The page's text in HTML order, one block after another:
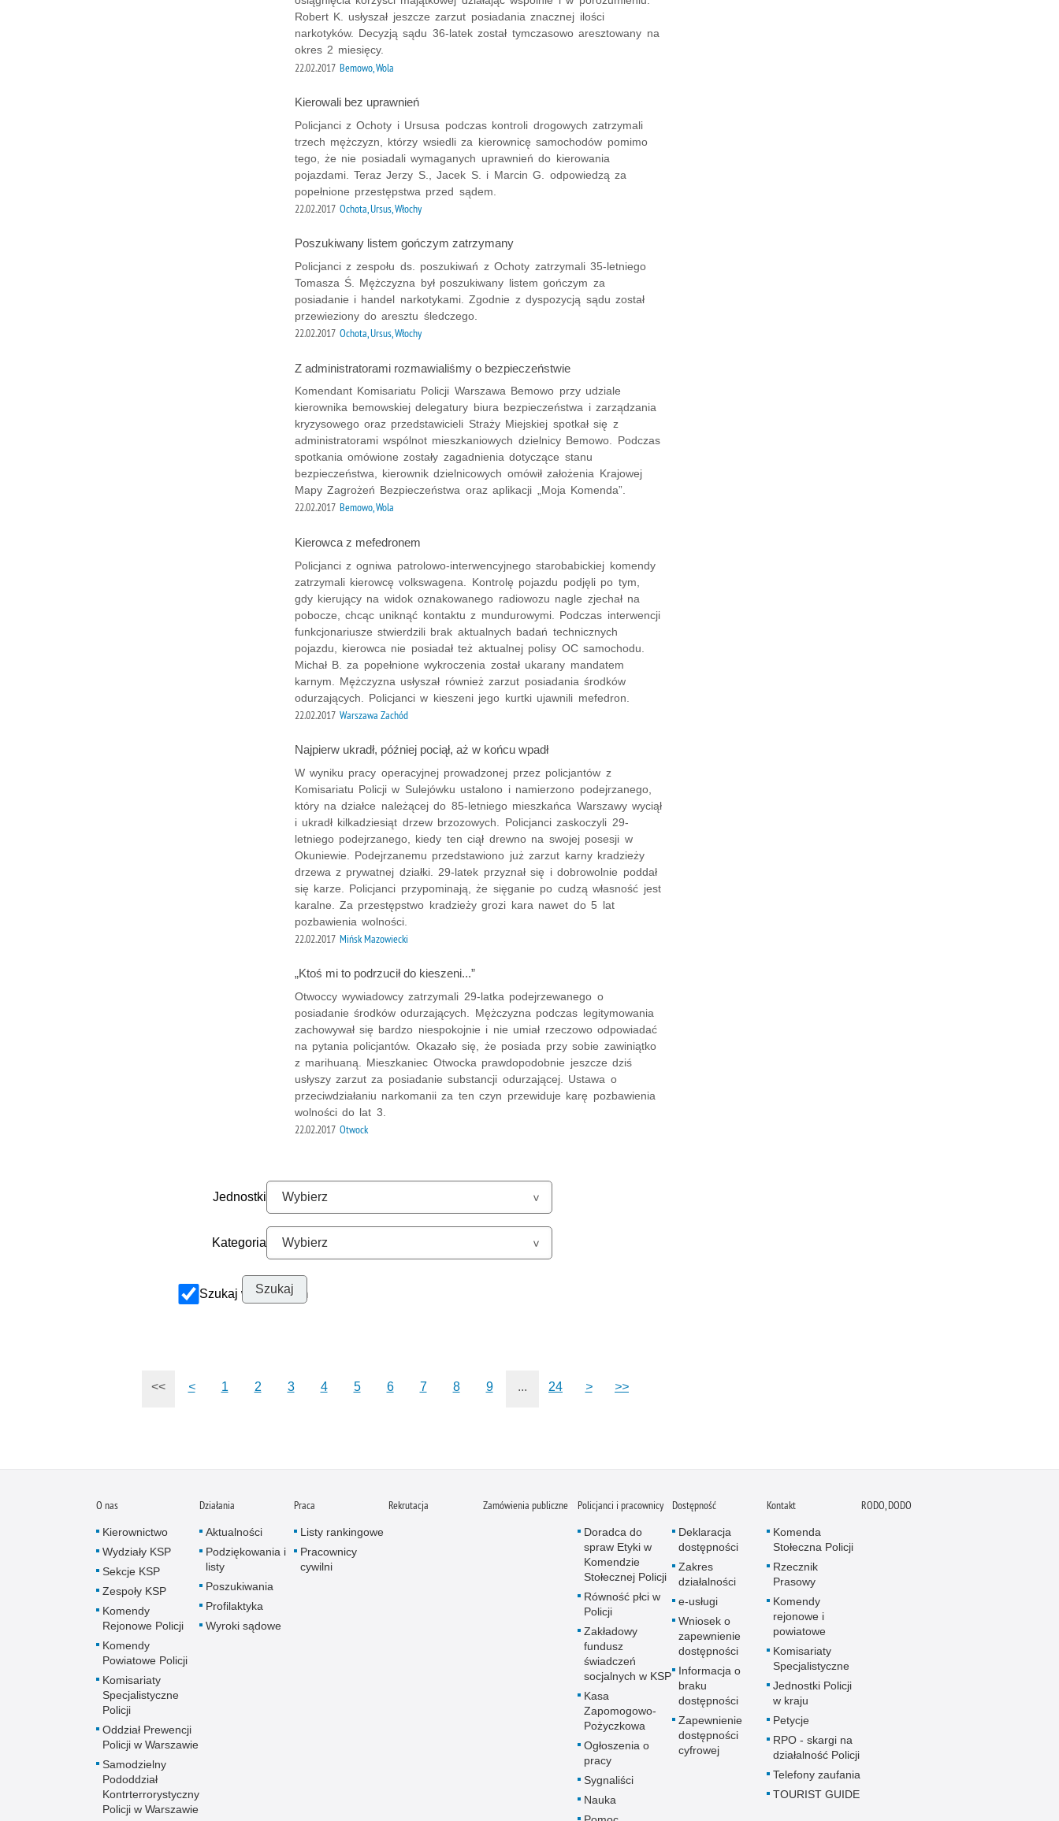
Robert K. usłyszał jeszcze zarzut posiadania znacznej ilości
narkotyków. Decyzją sądu 36-latek został tymczasowo aresztowany na
okres 2 miesięcy.
22.02.2017 Bemowo, Wola
Kierowali bez uprawnień
Policjanci z Ochoty i Ursusa podczas kontroli drogowych zatrzymali
trzech mężczyzn, którzy wsiedli za kierownicę samochodów pomimo
tego, że nie posiadali wymaganych uprawnień do kierowania
pojazdami. Teraz Jerzy S., Jacek S. i Marcin G. odpowiedzą za
popełnione przestępstwa przed sądem.
22.02.2017 Ochota, Ursus, Włochy
Poszukiwany listem gończym zatrzymany
Policjanci z zespołu ds. poszukiwań z Ochoty zatrzymali 35-letniego
Tomasza Ś. Mężczyzna był poszukiwany listem gończym za
posiadanie i handel narkotykami. Zgodnie z dyspozycją sądu został
przewieziony do aresztu śledczego.
22.02.2017 Ochota, Ursus, Włochy
Z administratorami rozmawialiśmy o bezpieczeństwie
Komendant Komisariatu Policji Warszawa Bemowo przy udziale
kierownika bemowskiej delegatury biura bezpieczeństwa i zarządzania
kryzysowego oraz przedstawicieli Straży Miejskiej spotkał się z
administratorami wspólnot mieszkaniowych dzielnicy Bemowo. Podczas
spotkania omówione zostały zagadnienia dotyczące stanu
bezpieczeństwa, kierownik dzielnicowych omówił założenia Krajowej
Mapy Zagrożeń Bezpieczeństwa oraz aplikacji „Moja Komenda”.
22.02.2017 Bemowo, Wola
Kierowca z mefedronem
Policjanci z ogniwa patrolowo-interwencyjnego starobabickiej komendy
zatrzymali kierowcę volkswagena. Kontrolę pojazdu podjęli po tym,
gdy kierujący na widok oznakowanego radiowozu nagle zjechał na
pobocze, chcąc uniknąć kontaktu z mundurowymi. Podczas interwencji
funkcjonariusze stwierdzili brak aktualnych badań technicznych
pojazdu, kierowca nie posiadał też aktualnej polisy OC samochodu.
Michał B. za popełnione wykroczenia został ukarany mandatem
karnym. Mężczyzna usłyszał również zarzut posiadania środków
odurzających. Policjanci w kieszeni jego kurtki ujawnili mefedron.
22.02.2017 Warszawa Zachód
Najpierw ukradł, później pociął, aż w końcu wpadł
W wyniku pracy operacyjnej prowadzonej przez policjantów z
Komisariatu Policji w Sulejówku ustalono i namierzono podejrzanego,
który na działce należącej do 85-letniego mieszkańca Warszawy wyciął
i ukradł kilkadziesiąt drzew brzozowych. Policjanci zaskoczyli 29-
letniego podejrzanego, kiedy ten ciął drewno na swojej posesji w
Okuniewie. Podejrzanemu przedstawiono już zarzut karny kradzieży
drzewa z prywatnej działki. 29-latek przyznał się i dobrowolnie poddał
się karze. Policjanci przypominają, że sięganie po cudzą własność jest
karalne. Za przestępstwo kradzieży grozi kara nawet do 5 lat
pozbawienia wolności.
22.02.2017 Mińsk Mazowiecki
„Ktoś mi to podrzucił do kieszeni...”
Otwoccy wywiadowcy zatrzymali 29-latka podejrzewanego o
posiadanie środków odurzających. Mężczyzna podczas legitymowania
zachowywał się bardzo niespokojnie i nie umiał rzeczowo odpowiadać
na pytania policjantów. Okazało się, że posiada przy sobie zawiniątko
z marihuaną. Mieszkaniec Otwocka prawdopodobnie jeszcze dziś
usłyszy zarzut za posiadanie substancji odurzającej. Ustawa o
przeciwdziałaniu narkomanii za ten czyn przewiduje karę pozbawienia
wolności do lat 3.
22.02.2017 Otwock
Jednostki
Kategoria
Szukaj w archiwum
<< < 1 2 3 4 5 6 7 8 9 ... 24 > >>
O nas
Kierownictwo
Wydziały KSP
Sekcje KSP
Zespoły KSP
Komendy
Rejonowe Policji
Komendy
Powiatowe Policji
Komisariaty
Specjalistyczne
Policji
Oddział Prewencji
Policji w Warszawie
Samodzielny
Pododdział
Kontrterrorystyczny
Policji w Warszawie
Działania
Aktualności
Podziękowania i
listy
Poszukiwania
Profilaktyka
Wyroki sądowe
Praca
Listy rankingowe
Pracownicy
cywilni
Rekrutacja Zamówienia publiczne Policjanci i pracownicy
Doradca do
spraw Etyki w
Komendzie
Stołecznej Policji
Równość płci w
Policji
Zakładowy
fundusz
świadczeń
socjalnych w KSP
Kasa
Zapomogowo-
Pożyczkowa
Ogłoszenia o
pracy
Sygnaliści
Nauka
Dostępność
Deklaracja
dostępności
Zakres
działalności
e-usługi
Wniosek o
zapewnienie
dostępności
Informacja o
braku
dostępności
Zapewnienie
dostępności
cyfrowej
Kontakt
Komenda
Stołeczna Policji
Rzecznik
Prasowy
Komendy
rejonowe i
powiatowe
Komisariaty
Specjalistyczne
Jednostki Policji
w kraju
Petycje
RPO - skargi na
działalność Policji
Telefony zaufania
TOURIST GUIDE
RODO, DODO